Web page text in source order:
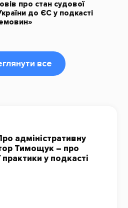
про стан судової
до ЄС у подкасті
все
адміністративну
Тимощук – про
у подкасті